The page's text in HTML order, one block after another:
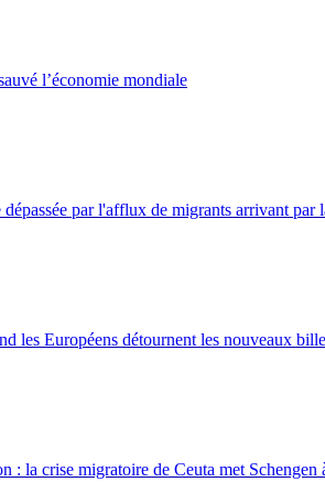
l’économie mondiale
par l'afflux de migrants arrivant par
les Européens détournent les nouveaux
: la crise migratoire de Ceuta met Schengen